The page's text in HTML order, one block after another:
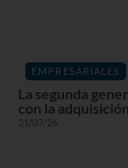
EMPRESARIALES
La segunda
con la
21/07/26